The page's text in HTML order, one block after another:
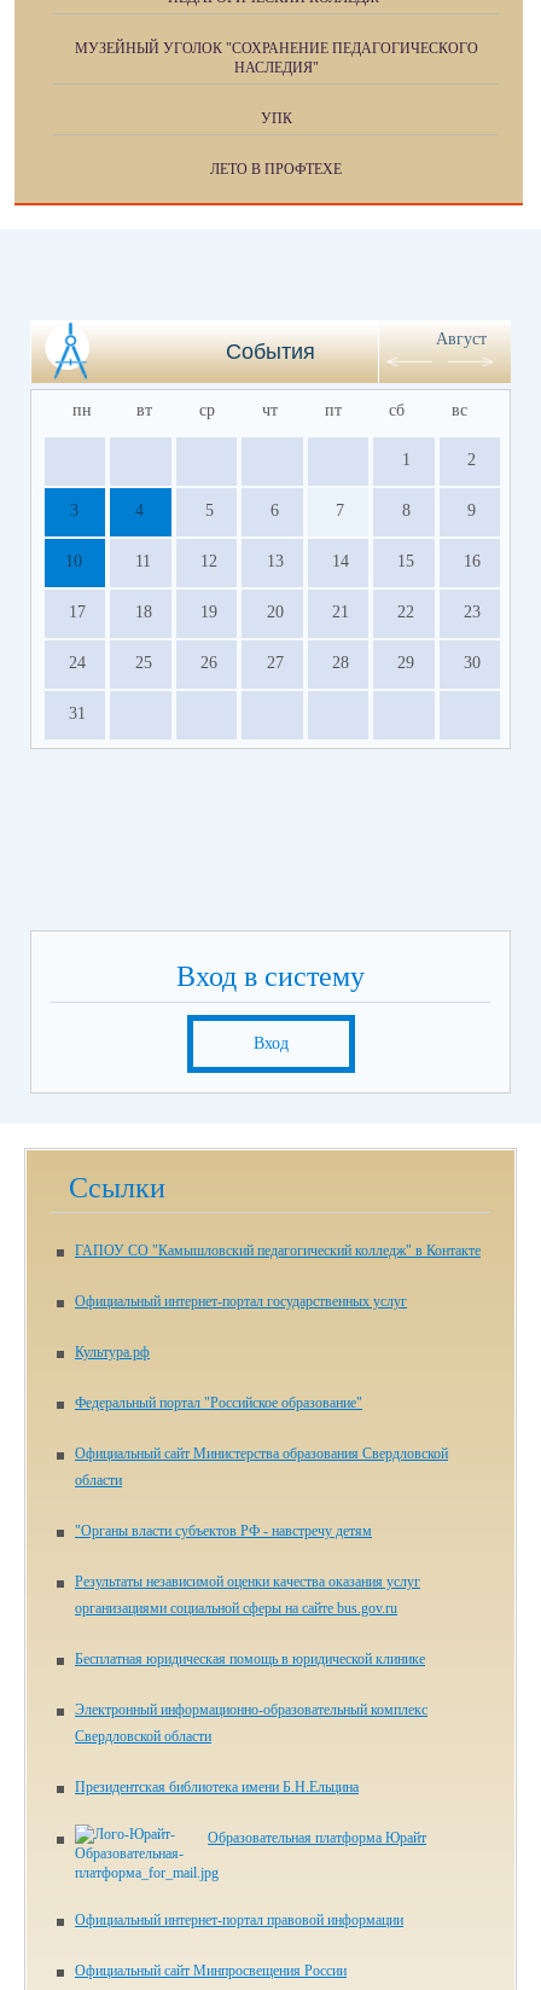
МУЗЕЙНЫЙ УГОЛОК "СОХРАНЕНИЕ ПЕДАГОГИЧЕСКОГО
НАСЛЕДИЯ"
УПК
ЛЕТО В ПРОФТЕХЕ
События
Август
пн вт ср чт пт сб вс
1 2
3 4 5 6 7 8 9
10 11 12 13 14 15 16
17 18 19 20 21 22 23
24 25 26 27 28 29 30
31
Вход в систему
Вход
Ссылки
ГАПОУ СО "Камышловский педагогический колледж" в Контакте
Официальный интернет-портал государственных услуг
Культура.рф
Федеральный портал "Российское образование"
Официальный сайт Министерства образования Свердловской
области
"Органы власти субъектов РФ - навстречу детям
Результаты независимой оценки качества оказания услуг
организациями социальной сферы на сайте bus.gov.ru
Бесплатная юридическая помощь в юридической клинике
Электронный информационно-образовательный комплекс
Свердловской области
Президентская библиотека имени Б.Н.Ельцина
Образовательная платформа Юрайт
Официальный интернет-портал правовой информации
Официальный сайт Минпросвещения России